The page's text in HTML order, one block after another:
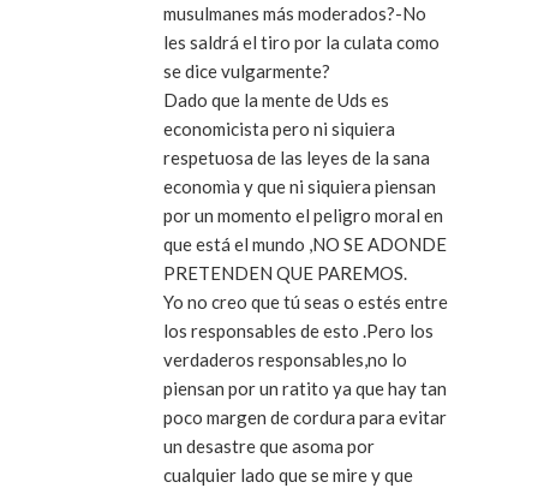
musulmanes más moderados?-No
les saldrá el tiro por la culata como
se dice vulgarmente?
Dado que la mente de Uds es
economicista pero ni siquiera
respetuosa de las leyes de la sana
economìa y que ni siquiera piensan
por un momento el peligro moral en
que está el mundo ,NO SE ADONDE
PRETENDEN QUE PAREMOS.
Yo no creo que tú seas o estés entre
los responsables de esto .Pero los
verdaderos responsables,no lo
piensan por un ratito ya que hay tan
poco margen de cordura para evitar
un desastre que asoma por
cualquier lado que se mire y que